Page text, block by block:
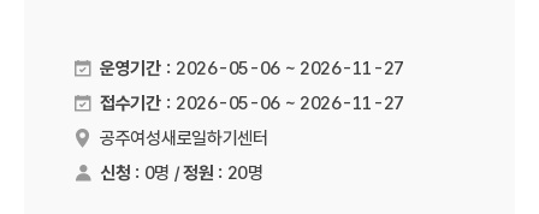
운영기간 : 2026-05-06 ~ 2026-11-27
접수기간 : 2026-05-06 ~ 2026-11-27
장소
공주여성새로일하기센터
신청 : 0명 /정원 : 20명